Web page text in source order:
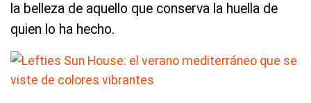
la belleza de aquello que conserva la huella de
quien lo ha hecho.